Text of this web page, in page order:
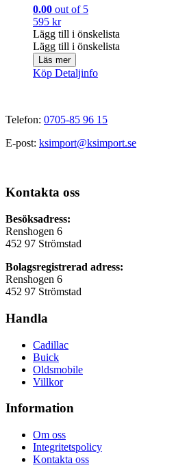
0.00 out of 5
595 kr
Lägg till i önskelista
Lägg till i önskelista
Läs mer
Köp Detaljinfo
Telefon: 0705-85 96 15
E-post: ksimport@ksimport.se
Kontakta oss
Besöksadress:
Renshogen 6
452 97 Strömstad
Bolagsregistrerad adress:
Renshogen 6
452 97 Strömstad
Handla
Cadillac
Buick
Oldsmobile
Villkor
Information
Om oss
Integritetspolicy
Kontakta oss